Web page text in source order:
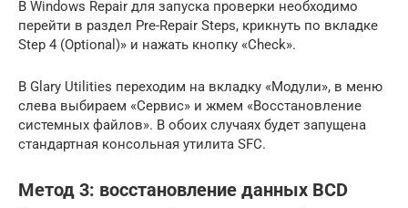
В Windows Repair для запуска проверки необходимо
перейти в раздел Pre-Repair Steps, крикнуть по вкладке
Step 4 (Optional)» и нажать кнопку «Check».
В Glary Utilities переходим на вкладку «Модули», в меню
слева выбираем «Сервис» и жмем «Восстановление
системных файлов». В обоих случаях будет запущена
стандартная консольная утилита SFC.
Метод 3: восстановление данных BCD